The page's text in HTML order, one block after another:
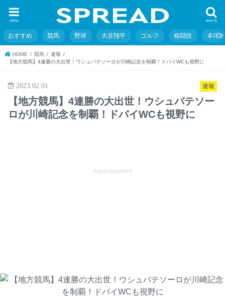
search
menu
おすすめ 競馬 野球 大谷翔平 ゴルフ 格闘技 卓球
HOME 競馬
速報
【地方競馬】4連勝の大出世！ウシュバテソーロが川崎記念を制覇！ドバイWCも視野に
速報
2023.02.01
【地方競馬】4連勝の大出世！ウシュバテソー
ロが川崎記念を制覇！ドバイWCも視野に
Advertisement